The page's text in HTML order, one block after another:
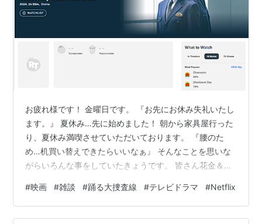
お疲れ様です！ 金曜日です。 『お先にお休み失礼いたし
ます。』 夏休み…先に始めました！ 朝から家具屋行った
り、夏休み満喫させていただいております。 『腰のた
め…机買い替えできたらいいなぁ』 そんなことを思いな
がらいろんな事をしていたきょうです。 皆さん花金＆夏
休みしたジジイの話から、今日の映画は！ 『キャラクタ
ーを大事にするという事』 そんな『ただジジイがおすす
めしたい映画』をご紹介！ ではおつきあいください！
#映画 #雑談 #踊る大捜査線 #テレビドラマ #Netflix